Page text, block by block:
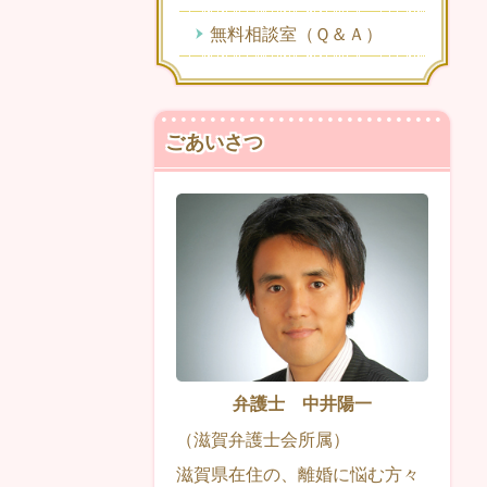
無料相談室（Ｑ＆Ａ）
ごあいさつ
弁護士 中井陽一
（滋賀弁護士会所属）
滋賀県在住の、離婚に悩む方々